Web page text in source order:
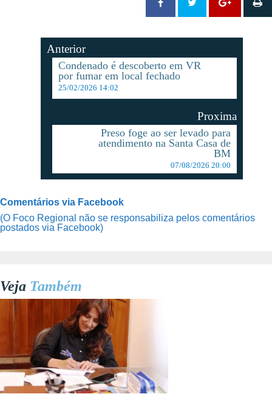
Anterior
Condenado é descoberto em VR
por fumar em local fechado
25/02/2026 14:02
Proxima
Preso foge ao ser levado para
atendimento na Santa Casa de
BM
07/08/2026 20:00
Comentários via Facebook
(O Foco Regional não se responsabiliza pelos comentários
postados via Facebook)
Veja Também